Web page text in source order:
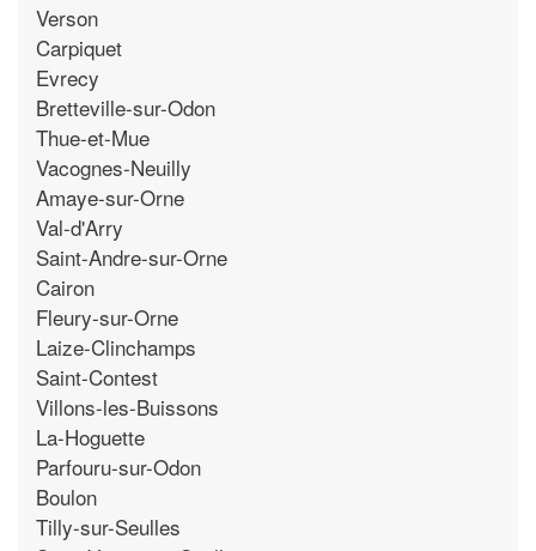
Verson
Carpiquet
Evrecy
Bretteville-sur-Odon
Thue-et-Mue
Vacognes-Neuilly
Amaye-sur-Orne
Val-d'Arry
Saint-Andre-sur-Orne
Cairon
Fleury-sur-Orne
Laize-Clinchamps
Saint-Contest
Villons-les-Buissons
La-Hoguette
Parfouru-sur-Odon
Boulon
Tilly-sur-Seulles